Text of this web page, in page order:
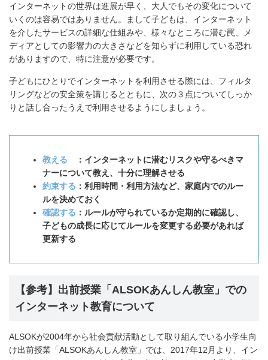
インターネットの世界は進展が早く、大人でもその変化について
いくのは容易ではありません。まして子どもは、インターネット
を介したサービスの詳細な仕組みや、様々なところに潜む罠、メ
ディアとしての影響力の大きさなどを知らずに利用している恐れ
がありますので、特に注意が必要です。
子どもにひとりでインターネットを利用させる際には、フィルタ
リングなどの安全策を講じるとともに、次の３点についてしっか
りと話し合ったうえで利用させるようにしましょう。
教える ：インターネットに潜むリスクや守るべきマ
ナーについて教え、十分に理解させる
約束する ：利用時間・利用方法など、家庭内でのルー
ルを決めておく
確認する ：ルールが守られているか定期的に確認し、
子どもの成長に応じてルールを変更する必要があれば
更新する
【参考】出前授業「ALSOKあんしん教室」での
インターネット教育について
ALSOKが2004年から社会貢献活動として取り組んでいる小学生向
け出前授業「ALSOKあんしん教室」では、2017年12月より、イン